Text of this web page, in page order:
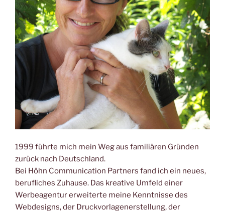
1999 führte mich mein Weg aus familiären Gründen
zurück nach Deutschland.
Bei Höhn Communication Partners fand ich ein neues,
berufliches Zuhause. Das kreative Umfeld einer
Werbeagentur erweiterte meine Kenntnisse des
Webdesigns, der Druckvorlagenerstellung, der